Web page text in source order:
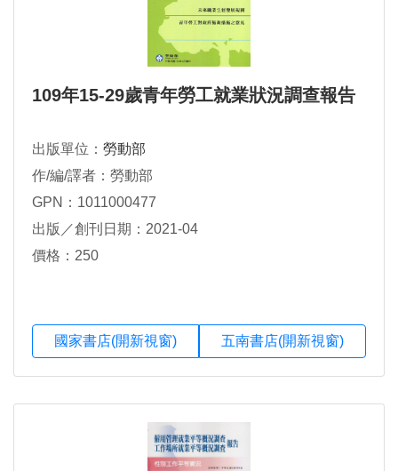
109年15-29歲青年勞工就業狀況調查報告
出版單位： 勞動部
作/編/譯者：勞動部
GPN：1011000477
出版／創刊日期：2021-04
價格：250
國家書店(開新視窗) 五南書店(開新視窗)